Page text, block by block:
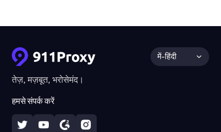
तेज़, मज़बूत, भरोसेमंद।
हमसे संपर्क करें
में-हिंदी